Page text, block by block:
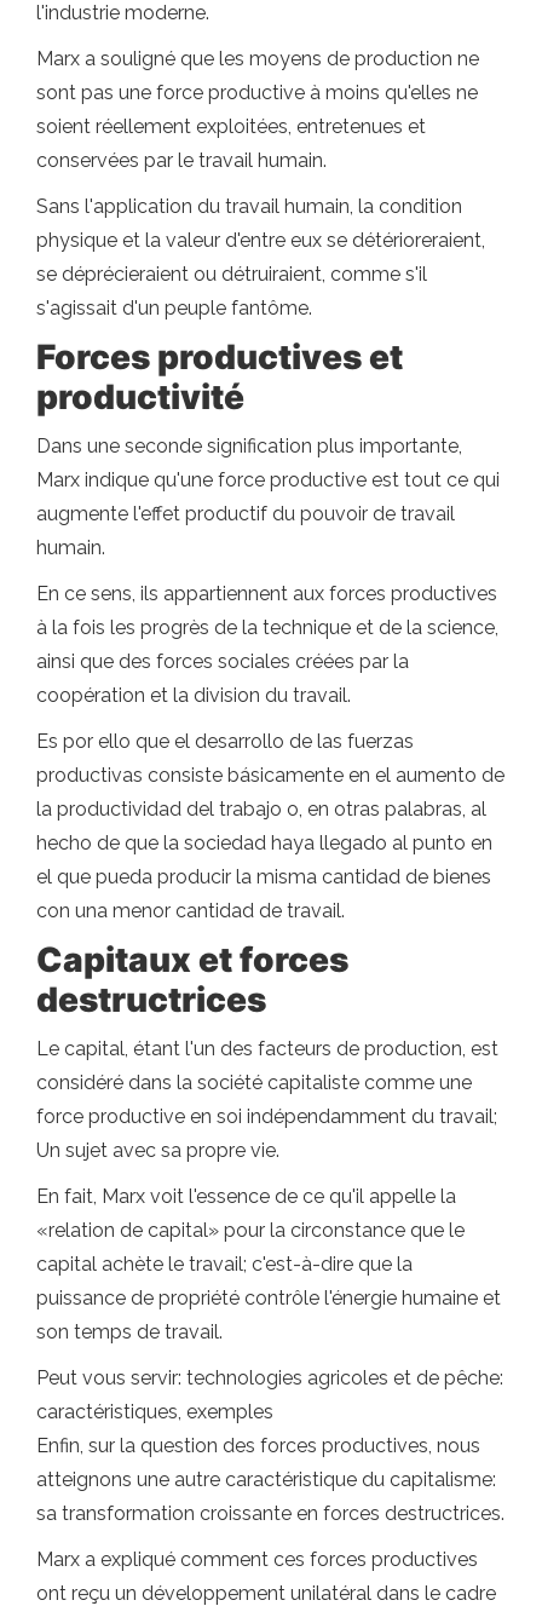
l'industrie moderne.
Marx a souligné que les moyens de production ne
sont pas une force productive à moins qu'elles ne
soient réellement exploitées, entretenues et
conservées par le travail humain.
Sans l'application du travail humain, la condition
physique et la valeur d'entre eux se détérioreraient,
se déprécieraient ou détruiraient, comme s'il
s'agissait d'un peuple fantôme.
Forces productives et
productivité
Dans une seconde signification plus importante,
Marx indique qu'une force productive est tout ce qui
augmente l'effet productif du pouvoir de travail
humain.
En ce sens, ils appartiennent aux forces productives
à la fois les progrès de la technique et de la science,
ainsi que des forces sociales créées par la
coopération et la division du travail.
Es por ello que el desarrollo de las fuerzas
productivas consiste básicamente en el aumento de
la productividad del trabajo o, en otras palabras, al
hecho de que la sociedad haya llegado al punto en
el que pueda producir la misma cantidad de bienes
con una menor cantidad de travail.
Capitaux et forces
destructrices
Le capital, étant l'un des facteurs de production, est
considéré dans la société capitaliste comme une
force productive en soi indépendamment du travail;
Un sujet avec sa propre vie.
En fait, Marx voit l'essence de ce qu'il appelle la
«relation de capital» pour la circonstance que le
capital achète le travail; c'est-à-dire que la
puissance de propriété contrôle l'énergie humaine et
son temps de travail.
Peut vous servir: technologies agricoles et de pêche:
caractéristiques, exemples
Enfin, sur la question des forces productives, nous
atteignons une autre caractéristique du capitalisme:
sa transformation croissante en forces destructrices.
Marx a expliqué comment ces forces productives
ont reçu un développement unilatéral dans le cadre